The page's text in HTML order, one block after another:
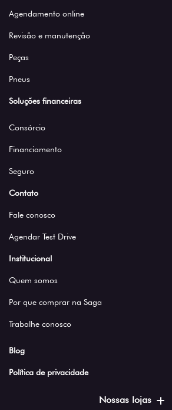
Agendamento online
Revisão e manutenção
Peças
Pneus
Soluções financeiras
Consórcio
Financiamento
Seguro
Contato
Fale conosco
Agendar Test Drive
Institucional
Quem somos
Por que comprar na Saga
Trabalhe conosco
Blog
Política de privacidade
Nossas lojas